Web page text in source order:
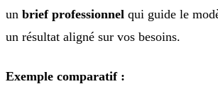
un brief professionnel qui guide le
un résultat aligné sur vos besoins.
Exemple comparatif :